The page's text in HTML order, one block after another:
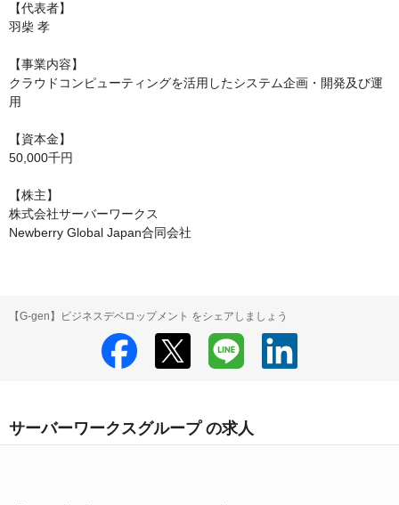
【代表者】
羽柴 孝
【事業内容】
クラウドコンピューティングを活用したシステム企画・開発及び運
用
【資本金】
50,000千円
【株主】
株式会社サーバーワークス
Newberry Global Japan合同会社
【G-gen】ビジネスデベロップメント をシェアしましょう
サーバーワークスグループ の求人